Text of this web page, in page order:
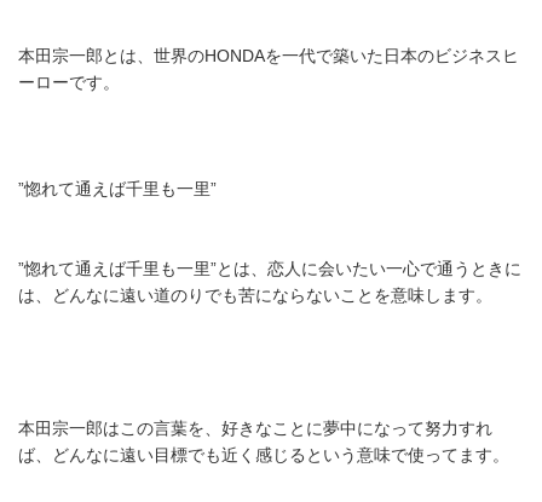
本田宗一郎とは、世界のHONDAを一代で築いた日本のビジネスヒ
ーローです。
”惚れて通えば千里も一里”
”惚れて通えば千里も一里”とは、恋人に会いたい一心で通うときに
は、どんなに遠い道のりでも苦にならないことを意味します。
本田宗一郎はこの言葉を、好きなことに夢中になって努力すれ
ば、どんなに遠い目標でも近く感じるという意味で使ってます。